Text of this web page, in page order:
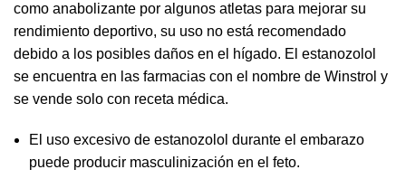
como anabolizante por algunos atletas para mejorar su
rendimiento deportivo, su uso no está recomendado
debido a los posibles daños en el hígado. El estanozolol
se encuentra en las farmacias con el nombre de Winstrol y
se vende solo con receta médica.
El uso excesivo de estanozolol durante el embarazo
puede producir masculinización en el feto.